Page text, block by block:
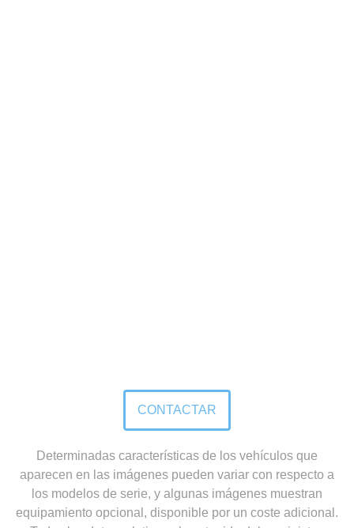
CONTACTAR
Determinadas características de los vehículos que
aparecen en las imágenes pueden variar con respecto a
los modelos de serie, y algunas imágenes muestran
equipamiento opcional, disponible por un coste adicional.